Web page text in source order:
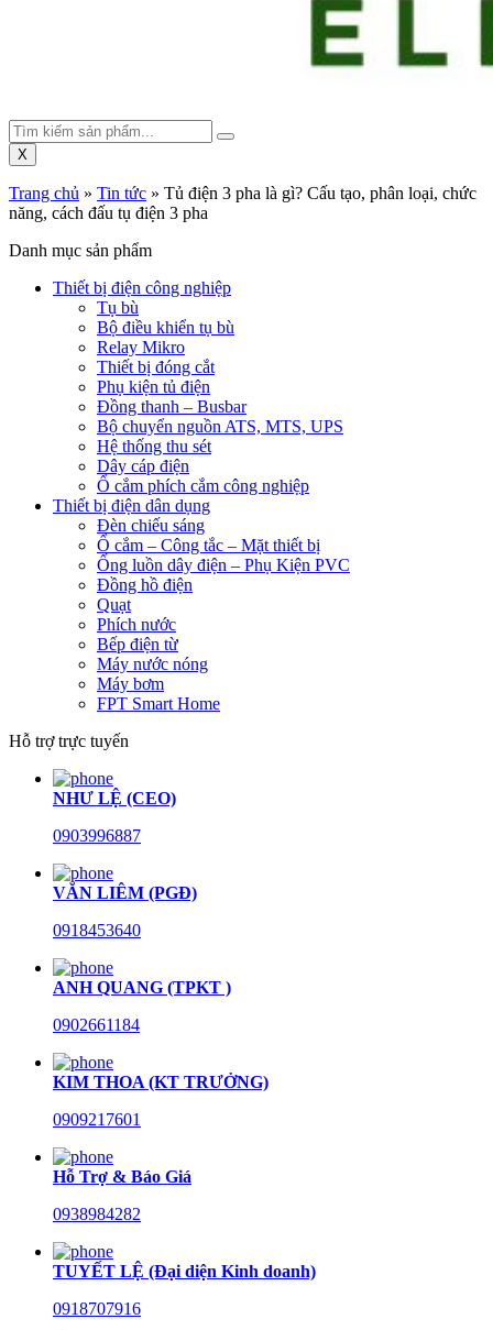
X
Trang chủ » Tin tức » Tủ điện 3 pha là gì? Cấu tạo, phân loại, chức
năng, cách đấu tụ điện 3 pha
Danh mục sản phẩm
Thiết bị điện công nghiệp
Tụ bù
Bộ điều khiển tụ bù
Relay Mikro
Thiết bị đóng cắt
Phụ kiện tủ điện
Đồng thanh – Busbar
Bộ chuyển nguồn ATS, MTS, UPS
Hệ thống thu sét
Dây cáp điện
Ổ cắm phích cắm công nghiệp
Thiết bị điện dân dụng
Đèn chiếu sáng
Ổ cắm – Công tắc – Mặt thiết bị
Ống luồn dây điện – Phụ Kiện PVC
Đồng hồ điện
Quạt
Phích nước
Bếp điện từ
Máy nước nóng
Máy bơm
FPT Smart Home
Hỗ trợ trực tuyến
NHƯ LỆ (CEO)
0903996887
VĂN LIÊM (PGĐ)
0918453640
ANH QUANG (TPKT )
0902661184
KIM THOA (KT TRƯỞNG)
0909217601
Hỗ Trợ & Báo Giá
0938984282
TUYẾT LỆ (Đại diện Kinh doanh)
0918707916